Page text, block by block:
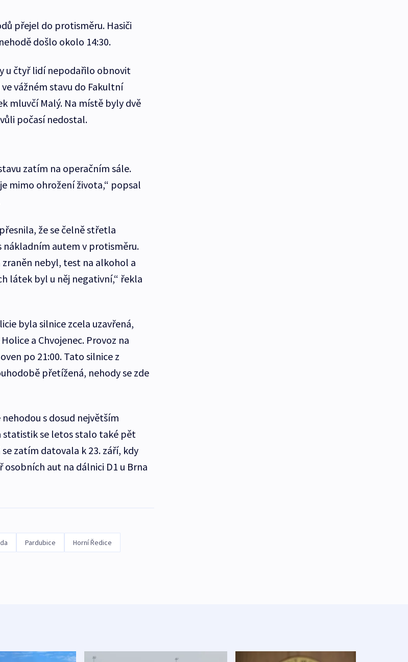
přejel do protisměru. Hasiči
došlo okolo 14:30.
u čtyř lidí nepodařilo obnovit
vážném stavu do Fakultní
mluvčí Malý. Na místě byly dvě
počasí nedostal.
zatím na operačním sále.
mimo ohrožení života,“ popsal
že se čelně střetla
nákladním autem v protisměru.
nebyl, test na alkohol a
látek byl u něj negativní,“ řekla
byla silnice zcela uzavřená,
a Chvojenec. Provoz na
po 21:00. Tato silnice z
přetížená, nehody se zde
s dosud největším
statistik se letos stalo také pět
zatím datovala k 23. září, kdy
aut na dálnici D1 u Brna
Pardubice Horní Ředice